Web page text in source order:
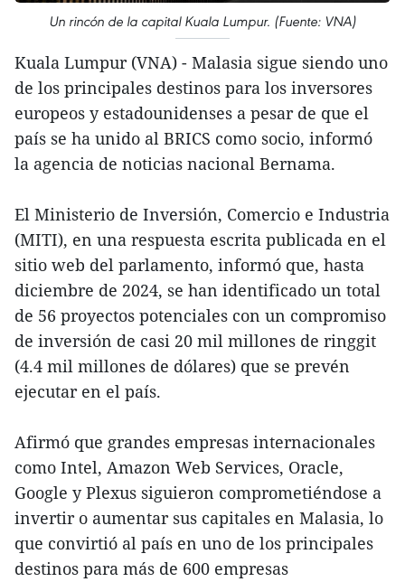
Un rincón de la capital Kuala Lumpur. (Fuente: VNA)
Kuala Lumpur (VNA) - Malasia sigue siendo uno
de los principales destinos para los inversores
europeos y estadounidenses a pesar de que el
país se ha unido al BRICS como socio, informó
la agencia de noticias nacional Bernama.
El Ministerio de Inversión, Comercio e Industria
(MITI), en una respuesta escrita publicada en el
sitio web del parlamento, informó que, hasta
diciembre de 2024, se han identificado un total
de 56 proyectos potenciales con un compromiso
de inversión de casi 20 mil millones de ringgit
(4.4 mil millones de dólares) que se prevén
ejecutar en el país.
Afirmó que grandes empresas internacionales
como Intel, Amazon Web Services, Oracle,
Google y Plexus siguieron comprometiéndose a
invertir o aumentar sus capitales en Malasia, lo
que convirtió al país en uno de los principales
destinos para más de 600 empresas